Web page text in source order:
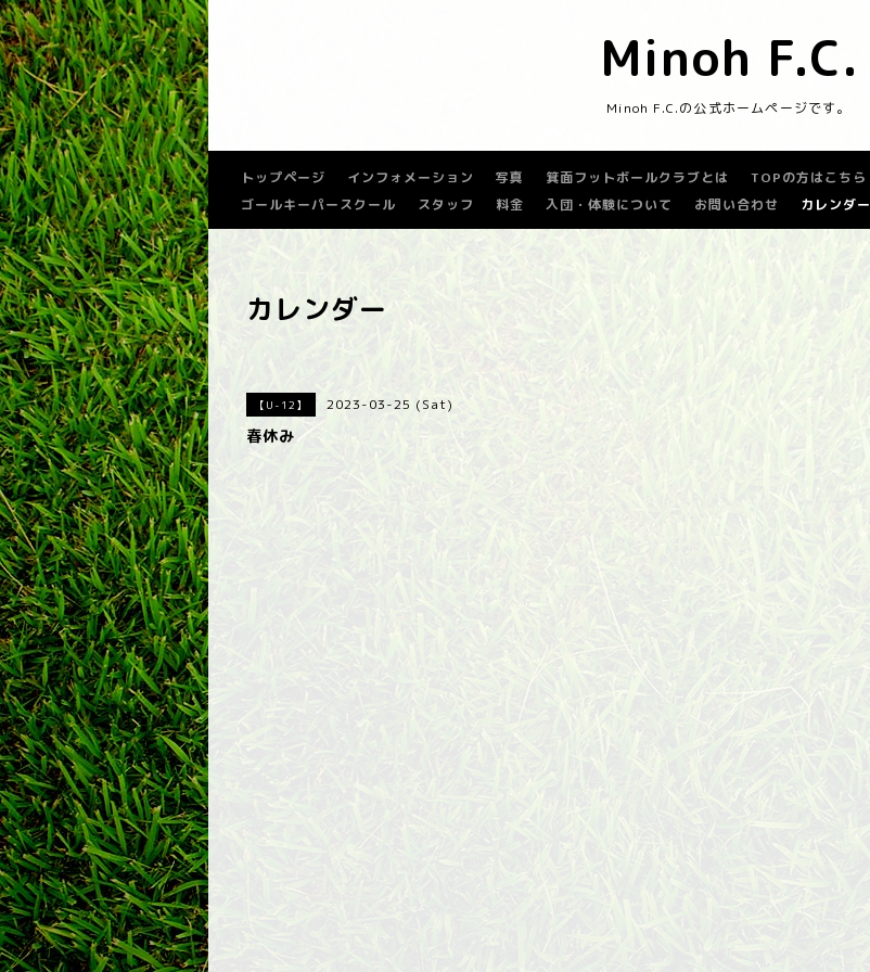
Minoh F.C.
Minoh F.C.の公式ホームページです。
トップページ インフォメーション 写真 箕面フットボールクラブとは TOPの方はこちら
ゴールキーパースクール
スタッフ 料金 入団・体験について お問い合わせ カレンダー
カレンダー
【U-12】 2023-03-25 (Sat)
春休み